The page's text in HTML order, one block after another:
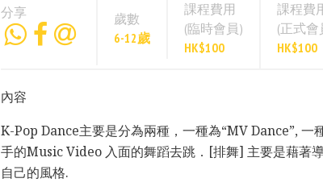
分享
歲數
6-12歲
課程費用
(臨時會員)
HK$100
課程費
(正式會
HK$100
內容
K-Pop Dance主要是分為兩種，一種為“MV Dance”,
手的Music Video 入面的舞蹈去跳．[排舞] 主要是藉著
自己的風格.